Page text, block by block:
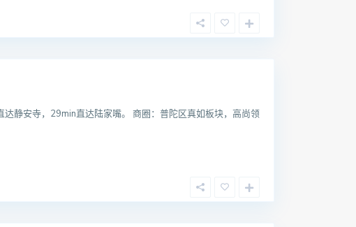
静安寺，29min直达陆家嘴。 商圈：普陀区真如板块，高尚领